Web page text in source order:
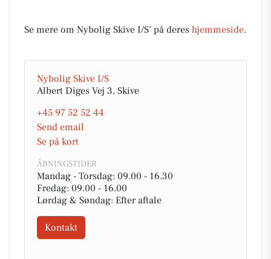
Se mere om Nybolig Skive I/S’ på deres hjemmeside.
Nybolig Skive I/S
Albert Diges Vej 3, Skive
+45 97 52 52 44
Send email
Se på kort
ÅBNINGSTIDER
Mandag - Torsdag: 09.00 - 16.30
Fredag: 09.00 - 16.00
Lørdag & Søndag: Efter aftale
Kontakt